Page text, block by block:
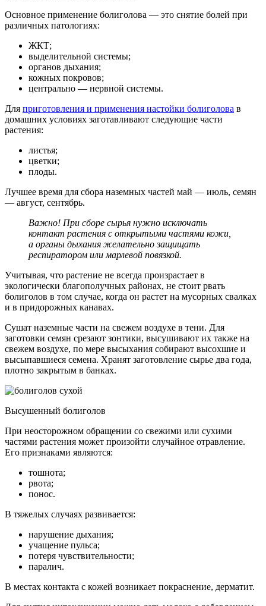
Основное применение болиголова — это снятие болей при
различных патологиях:
ЖКТ;
выделительной системы;
органов дыхания;
кожных покровов;
центрально — нервной системы.
Для приготовления и применения настойки болиголова в
домашних условиях заготавливают следующие части
растения:
листья;
цветки;
плоды.
Лучшее время для сбора наземных частей май — июль, семян
— август, сентябрь.
Важно! При сборе сырья нужно исключать
контакт растения с открытыми частями кожи,
а органы дыхания желательно защищать
респиратором или марлевой повязкой.
Учитывая, что растение не всегда произрастает в
экологически благополучных районах, не стоит рвать
болиголов в том случае, когда он растет на мусорных свалках
и в придорожных канавах.
Сушат наземные части на свежем воздухе в тени. Для
заготовки семян срезают зонтики, высушивают их также на
свежем воздухе, по мере высыхания собирают высохшие и
высыпавшиеся семена. Хранят заготовление сырье два года,
плотно закрытым в банках.
Высушенный болиголов
При неосторожном обращении со свежими или сухими
частями растения может произойти случайное отравление.
Его признаками являются:
тошнота;
рвота;
понос.
В тяжелых случаях развивается:
нарушение дыхания;
учащение пульса;
потеря чувствительности;
паралич.
В местах контакта с кожей возникает покраснение, дерматит.